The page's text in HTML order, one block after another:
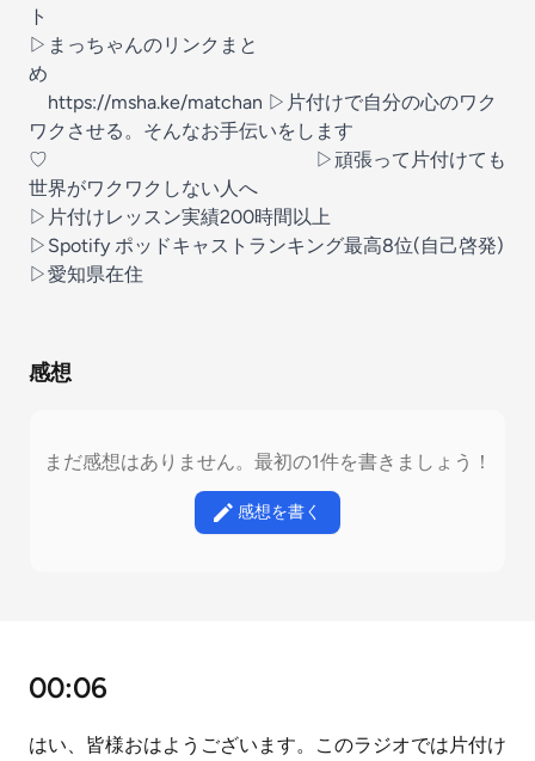
ト
▷まっちゃんのリンクまと
め
https://msha.ke/matchan ▷片付けで自分の心のワク
ワクさせる。そんなお手伝いをします
♡ ▷頑張って片付けても
世界がワクワクしない人へ
▷片付けレッスン実績200時間以上
▷Spotify ポッドキャストランキング最高8位(自己啓発)
▷愛知県在住
感想
まだ感想はありません。最初の1件を書きましょう！
感想を書く
00:06
はい、皆様おはようございます。このラジオでは片付け